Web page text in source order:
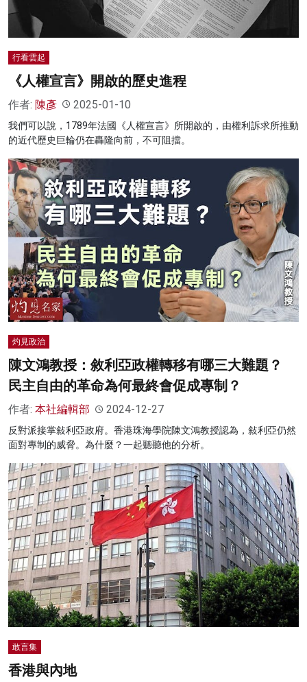
行看雲起
《人權宣言》開啟的歷史進程
作者: 陳彥 2025-01-10
我們可以說，1789年法國《人權宣言》所開啟的，由權利訴求所推動
的近代歷史巨輪仍在轟隆向前，不可阻擋。
灼見政治
陳文鴻教授：敘利亞政權轉移有哪三大難題？
民主自由的革命為何最終會促成專制？
作者: 本社編輯部 2024-12-27
反對派接掌敍利亞政府。香港珠海學院陳文鴻教授認為，敍利亞仍然
面對專制的威脅。為什麼？一起聽聽他的分析。
敢言集
香港與內地